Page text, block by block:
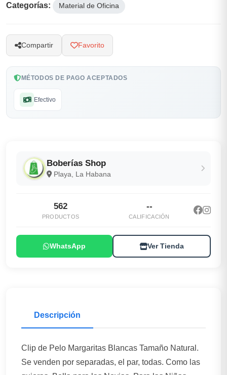
Categorías: Material de Oficina
Compartir Favorito
MÉTODOS DE PAGO ACEPTADOS
Efectivo
Boberías Shop
Playa, La Habana
562
PRODUCTOS
--
CALIFICACIÓN
WhatsApp Ver Tienda
Descripción
Clip de Pelo Margaritas Blancas Tamaño Natural.
Se venden por separadas, el par, todas. Como las